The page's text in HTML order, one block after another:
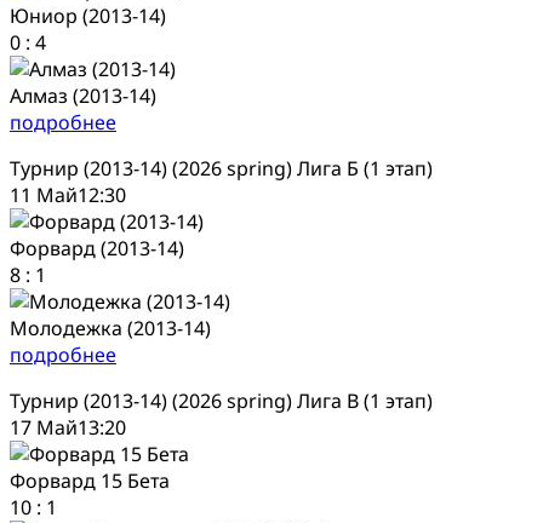
Юниор (2013-14)
0 : 4
Алмаз (2013-14)
подробнее
Турнир (2013-14) (2026 spring) Лига Б (1 этап)
11 Май12:30
Форвард (2013-14)
8 : 1
Молодежка (2013-14)
подробнее
Турнир (2013-14) (2026 spring) Лига В (1 этап)
17 Май13:20
Форвард 15 Бета
10 : 1